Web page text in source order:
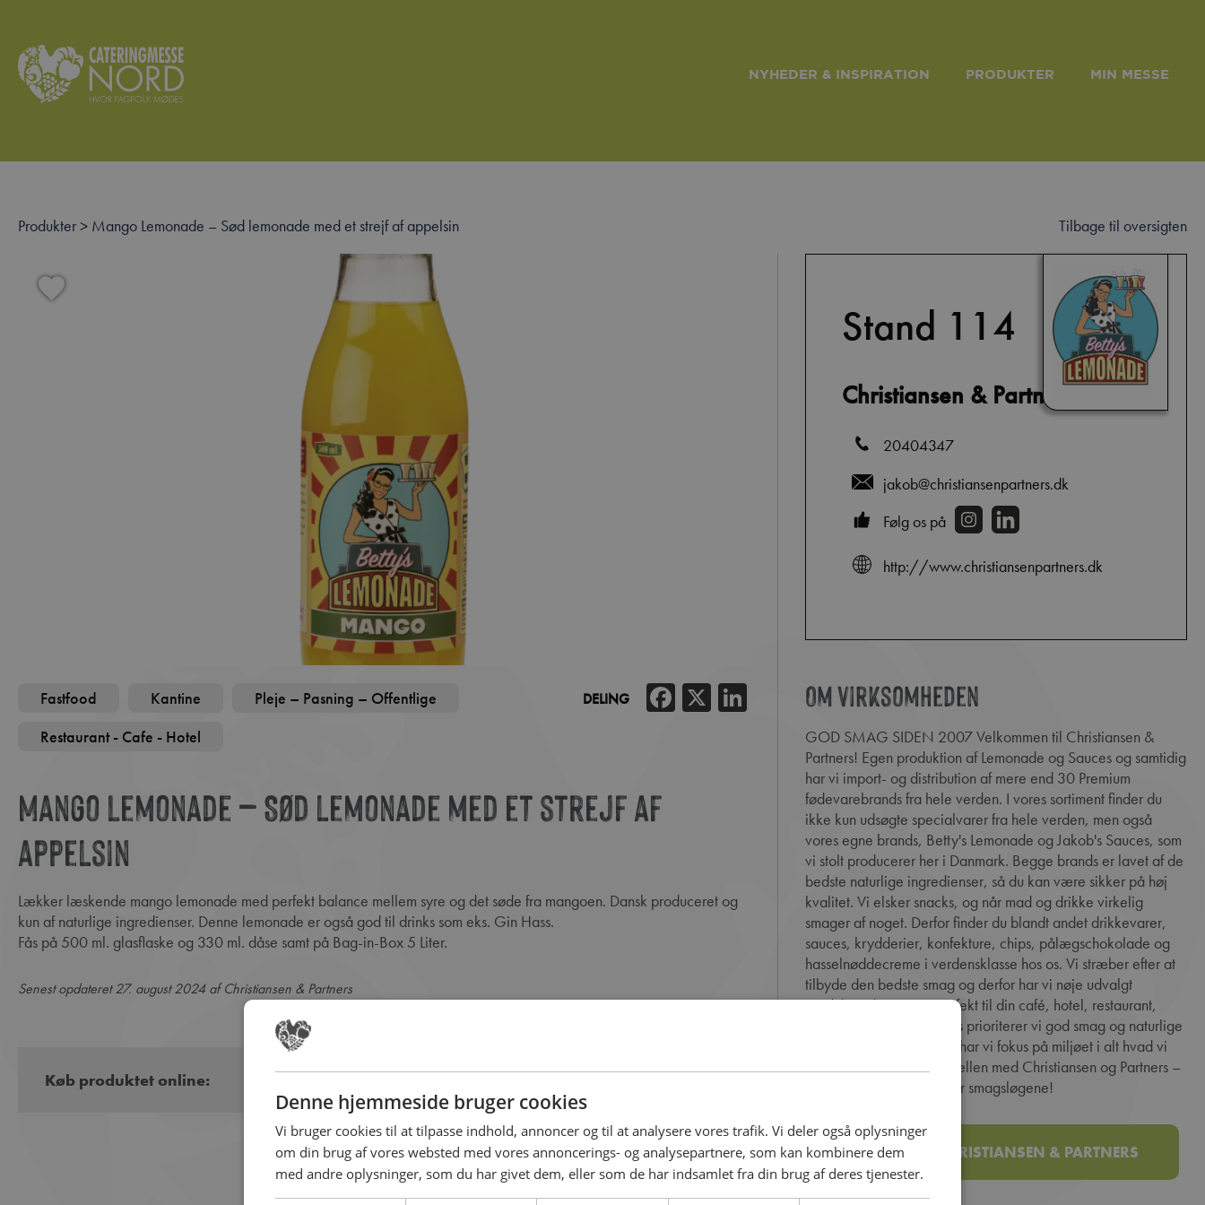
NYHEDER & INSPIRATION PRODUKTER MIN MESSE
Produkter> Mango Lemonade – Sød lemonade med et strejf af appelsin Tilbage til oversigten
Fastfood Kantine
Pleje – Pasning – Offentlige
Restaurant - Cafe - Hotel
DELING Facebook
X LinkedIn
Mango Lemonade – Sød lemonade med et strejf af
appelsin
Lækker læskende mango lemonade med perfekt balance mellem syre og det søde fra mangoen. Dansk produceret og
kun af naturlige ingredienser. Denne lemonade er også god til drinks som eks. Gin Hass.
Fås på 500 ml. glasflaske og 330 ml. dåse samt på Bag-in-Box 5 Liter.
Senest opdateret 27. august 2024 af Christiansen & Partners
Køb produktet online:
Stand 114
Christiansen & Partners
20404347
jakob@christiansenpartners.dk
Følg os på
http://www.christiansenpartners.dk
Om virksomheden
GOD SMAG SIDEN 2007 Velkommen til Christiansen &
Partners! Egen produktion af Lemonade og Sauces og samtidig
har vi import- og distribution af mere end 30 Premium
fødevarebrands fra hele verden. I vores sortiment finder du
ikke kun udsøgte specialvarer fra hele verden, men også
vores egne brands, Betty's Lemonade og Jakob's Sauces, som
vi stolt producerer her i Danmark. Begge brands er lavet af de
bedste naturlige ingredienser, så du kan være sikker på høj
kvalitet. Vi elsker snacks, og når mad og drikke virkelig
smager af noget. Derfor finder du blandt andet drikkevarer,
sauces, krydderier, konfekture, chips, pålægschokolade og
hasselnøddecreme i verdensklasse hos os. Vi stræber efter at
tilbyde den bedste smag og derfor har vi nøje udvalgt
produkter der passer perfekt til din café, hotel, restaurant,
kantine eller butik. Hos os prioriterer vi god smag og naturlige
ingredienser og samtidig har vi fokus på miljøet i alt hvad vi
foretager os. Oplev forskellen med Christiansen og Partners –
hvor hver bid er en fest for smagsløgene!
SE MERE OM CHRISTIANSEN & PARTNERS
Denne hjemmeside bruger cookies
Vi bruger cookies til at tilpasse indhold, annoncer og til at analysere vores trafik. Vi deler også oplysninger
om din brug af vores websted med vores annoncerings- og analysepartnere, som kan kombinere dem
med andre oplysninger, som du har givet dem, eller som de har indsamlet fra din brug af deres tjenester.